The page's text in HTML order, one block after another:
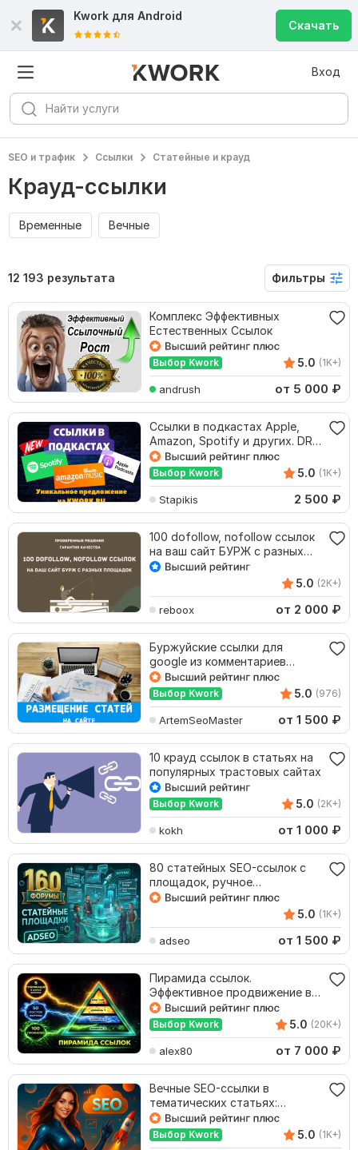
Kwork для Android
Скачать
Вход
SEO и трафик Ссылки Статейные и крауд
Крауд-ссылки
Временные Вечные
12 193 результата Фильтры
Комплекс Эффективных
Естественных Ссылок
Выбор Kwork 5.0 (1K+)
andrush от 5 000 ₽
Ссылки в подкастах Apple,
Amazon, Spotify и других. DR
от 70
Выбор Kwork 5.0 (1K+)
Stapikis 2 500 ₽
100 dofollow, nofollow ссылок
на ваш сайт БУРЖ с разных
площадок
5.0 (2K+)
reboox от 2 000 ₽
Буржуйские ссылки для
google из комментариев
размещение статьи на АНГЛ
Выбор Kwork 5.0 (976)
ArtemSeoMaster от 1 500 ₽
10 крауд ссылок в статьях на
популярных трастовых сайтах
Выбор Kwork 5.0 (2K+)
kokh от 1 000 ₽
80 статейных SEO-ссылок с
площадок, ручное
размещение
5.0 (1K+)
adseo от 1 500 ₽
Пирамида ссылок.
Эффективное продвижение в
Google и Яндекс Премиум SEO
Выбор Kwork 5.0 (20K+)
alex80 от 7 000 ₽
Вечные SEO-ссылки в
тематических статьях:
надёжный рост сайта
Выбор Kwork 5.0 (1K+)